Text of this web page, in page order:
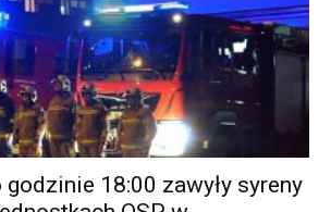
18:00 zawyły syreny